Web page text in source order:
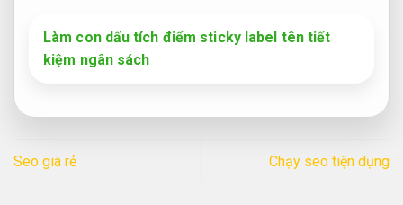
Làm con dấu tích điểm sticky label tên tiết
kiệm ngân sách
Seo giá rẻ Chạy seo tiện dụng